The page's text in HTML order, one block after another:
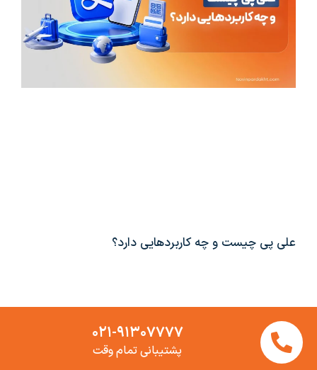
علی پی چیست و چه کاربردهایی دارد؟
۰۲۱-۹۱۳۰۷۷۷۷
پشتیبانی تمام وقت